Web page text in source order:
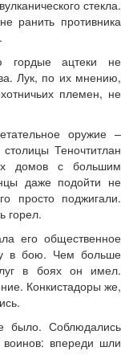
стекла.
ранить противника
гордые ацтеки не
Лук, по их мнению,
племен, не
оружие –
Теночтитлан
домов с большим
даже подойти не
просто поджигали.
горел.
его общественное
в бою. Чем больше
в боях он имел.
Конкистадоры же,
было. Соблюдались
впереди шли